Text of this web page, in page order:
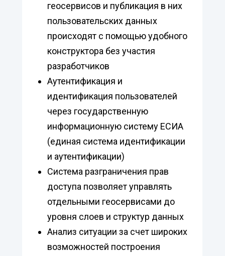
геосервисов и публикация в них
пользовательских данных
происходят с помощью удобного
конструктора без участия
разработчиков
Аутентификация и
идентификация пользователей
через государственную
информационную систему ЕСИА
(единая система идентификации
и аутентификации)
Система разграничения прав
доступа позволяет управлять
отдельными геосервисами до
уровня слоев и структур данных
Анализ ситуации за счет широких
возможностей построения